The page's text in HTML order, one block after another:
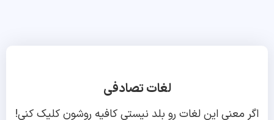
لغات تصادفی
اگر معنی این لغات رو بلد نیستی کافیه روشون کلیک کنی!